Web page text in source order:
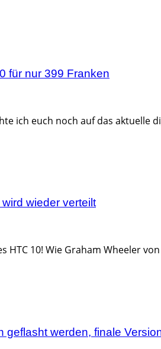
für nur 399 Franken
ich euch noch auf das aktuelle
wieder verteilt
HTC 10! Wie Graham Wheeler
geflasht werden, finale